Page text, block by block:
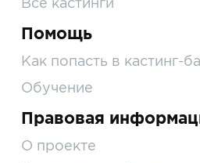
Помощь
Как попасть в кастинг-
Обучение
Правовая
О проекте